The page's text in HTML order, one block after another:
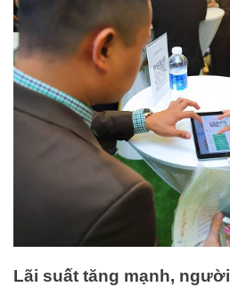
Lãi suất tăng mạnh,